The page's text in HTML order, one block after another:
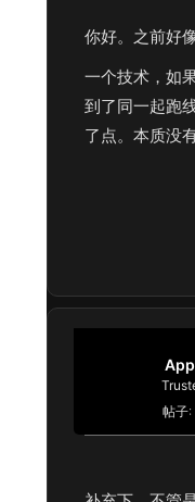
你好。之前好
一个技术，如
到了同一起跑
了点。本质没
帖子: